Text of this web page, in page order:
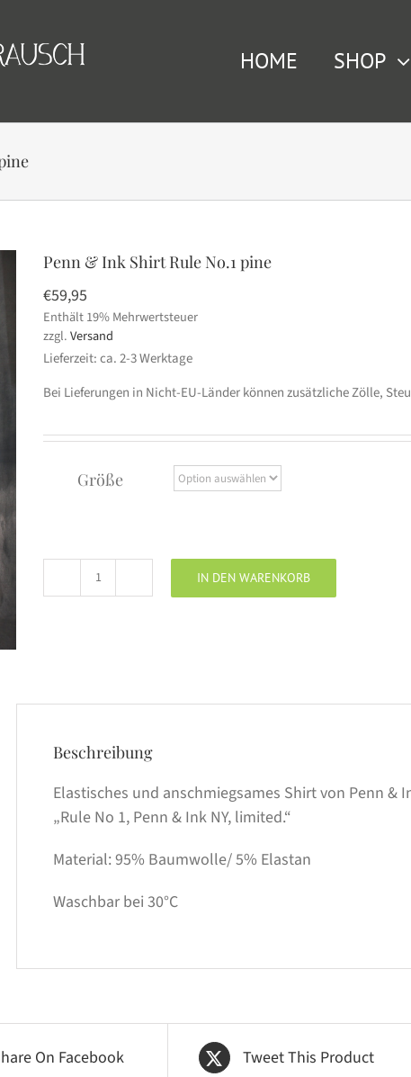
HOME SHOP
Penn & Ink Shirt Rule No.1 pine
€59,95
Enthält 19% Mehrwertsteuer
zzgl.Versand
Lieferzeit: ca. 2-3 Werktage
Bei Lieferungen in Nicht-EU-Länder können zusätzliche Zölle,
Größe
Penn
No.1
Menge
IN DEN WARENKORB
Beschreibung
Elastisches und anschmiegsames Shirt von Penn &
„Rule No 1, Penn & Ink NY, limited.“
Material: 95% Baumwolle/ 5% Elastan
Waschbar bei 30°C
On Facebook Tweet This Product